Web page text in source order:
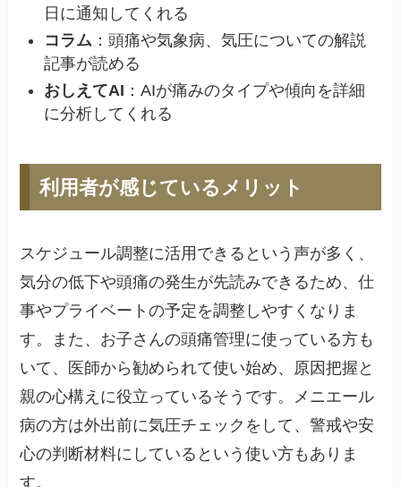
日に通知してくれる
コラム ：頭痛や気象病、気圧についての解説
記事が読める
おしえてAI ：AIが痛みのタイプや傾向を詳細
に分析してくれる
利用者が感じているメリット
スケジュール調整に活用できるという声が多く、
気分の低下や頭痛の発生が先読みできるため、仕
事やプライベートの予定を調整しやすくなりま
す。また、お子さんの頭痛管理に使っている方も
いて、医師から勧められて使い始め、原因把握と
親の心構えに役立っているそうです。メニエール
病の方は外出前に気圧チェックをして、警戒や安
心の判断材料にしているという使い方もありま
す。